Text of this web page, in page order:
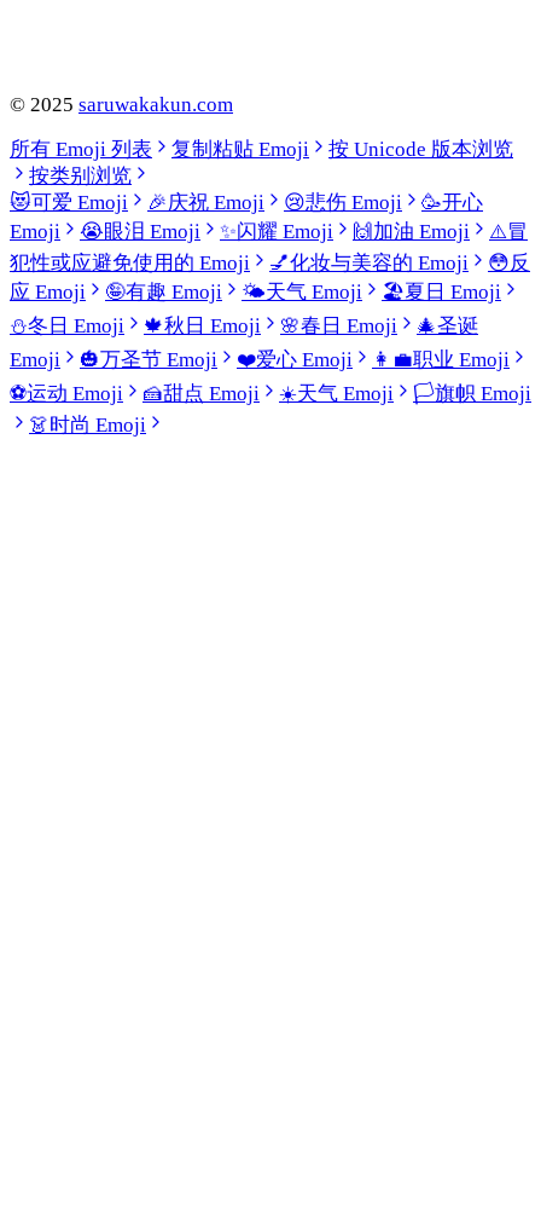
© 2025 saruwakakun.com
所有 Emoji 列表
复制粘贴 Emoji
按 Unicode 版本浏览
按类别浏览
😻可爱 Emoji 🎉庆祝 Emoji 😢悲伤 Emoji 🥳开心
Emoji
😭眼泪 Emoji ✨闪耀 Emoji 🙌 加油 Emoji ⚠️冒
犯性或应避免使用的 Emoji
💅化妆与美容的 Emoji 😳反
应 Emoji
🤪有趣 Emoji 🌤️天气 Emoji 🏖️夏日 Emoji
⛄冬日 Emoji 🍁秋日 Emoji 🌸春日 Emoji 🎄圣诞
Emoji
🎃万圣节 Emoji ❤️爱心 Emoji 👩‍💼职业 Emoji
⚽运动 Emoji 🍰甜点 Emoji ☀️天气 Emoji 🏳️旗帜 Emoji
👗时尚 Emoji